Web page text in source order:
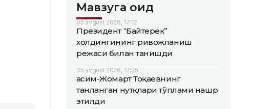
Мавзуга оид
05 avgust 2026, 17:12
Президент “Байтерек”
холдингининг ривожланиш
режаси билан танишди
05 avgust 2026, 12:35
Қасим-Жомарт Тоқаевнинг
танланган нутқлари тўплами нашр
этилди